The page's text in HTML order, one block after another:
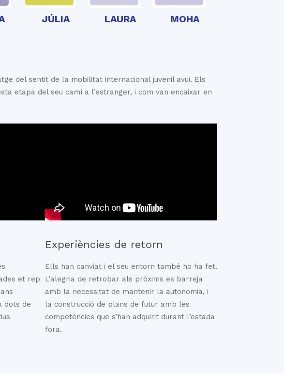
JÚLIA LAURA MOHA
del sentit de la mobilitat internacional juvenil avui. Els
etapa del seu camí a l’estranger, i com van encaixar en
et rep
dots de
Experiències de retorn
Ells han canviat i el seu entorn també ho ha fet.
L’alegria de retrobar als pròxims es barreja
amb la necessitat de mantenir la autonomia, i
la construcció de plans de futur amb les
competències que s’han adquirit durant l’estada
fora.